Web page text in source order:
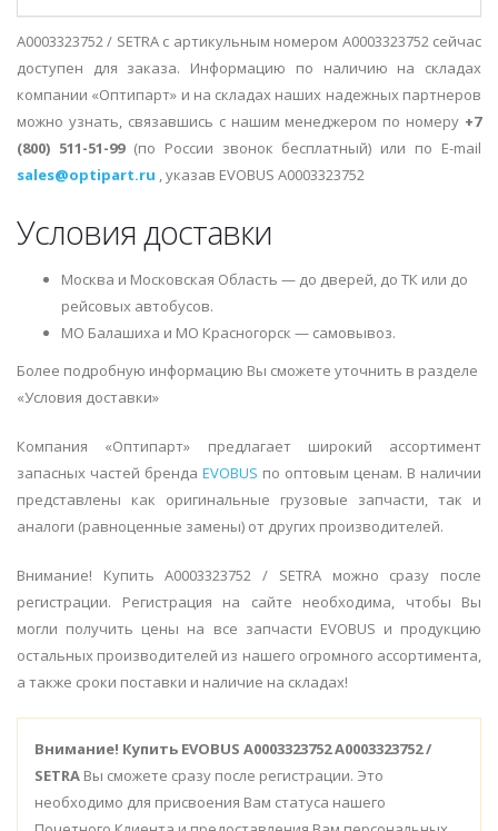
A0003323752 / SETRA с артикульным номером A0003323752 сейчас
доступен для заказа. Информацию по наличию на складах
компании «Оптипарт» и на складах наших надежных партнеров
можно узнать, связавшись с нашим менеджером по номеру +7
(800) 511-51-99(по России звонок бесплатный) или по E-mail
sales@optipart.ru , указав EVOBUS A0003323752
Условия доставки
Москва и Московская Область — до дверей, до ТК или до
рейсовых автобусов.
МО Балашиха и МО Красногорск — самовывоз.
Более подробную информацию Вы сможете уточнить в разделе
«Условия доставки»
Компания «Оптипарт» предлагает широкий ассортимент
запасных частей бренда EVOBUS по оптовым ценам. В наличии
представлены как оригинальные грузовые запчасти, так и
аналоги (равноценные замены) от других производителей.
Внимание! Купить A0003323752 / SETRA можно сразу после
регистрации. Регистрация на сайте необходима, чтобы Вы
могли получить цены на все запчасти EVOBUS и продукцию
остальных производителей из нашего огромного ассортимента,
а также сроки поставки и наличие на складах!
Внимание! Купить EVOBUS A0003323752 A0003323752 /
SETRA Вы сможете сразу после регистрации. Это
необходимо для присвоения Вам статуса нашего